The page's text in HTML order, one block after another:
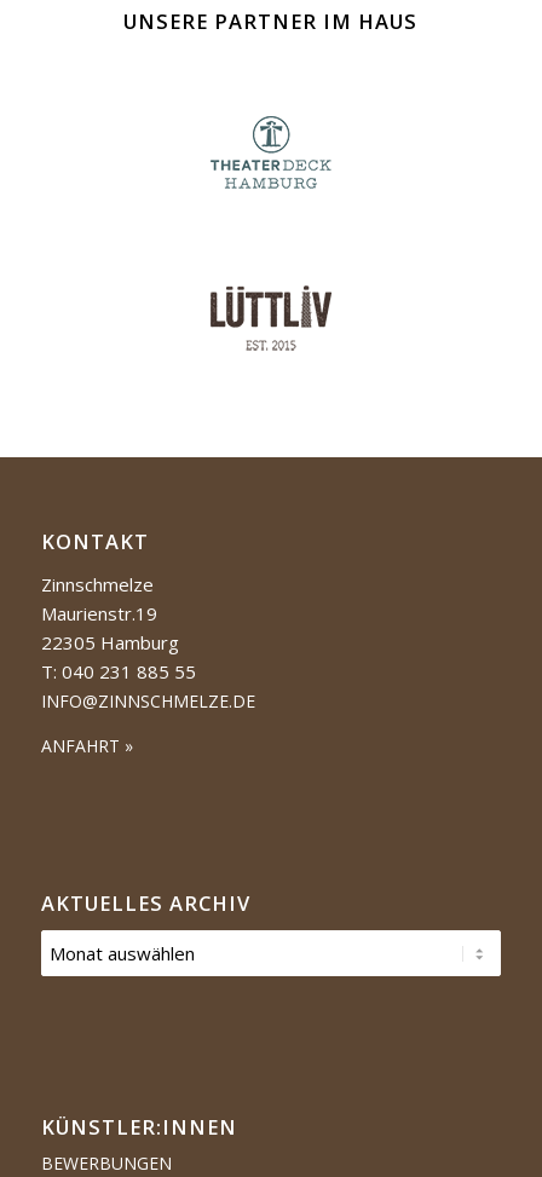
UNSERE PARTNER IM HAUS
KONTAKT
Zinnschmelze
Maurienstr.19
22305 Hamburg
T: 040 231 885 55
INFO@ZINNSCHMELZE.DE
ANFAHRT »
AKTUELLES ARCHIV
KÜNSTLER:­­INNEN
BEWERBUNGEN